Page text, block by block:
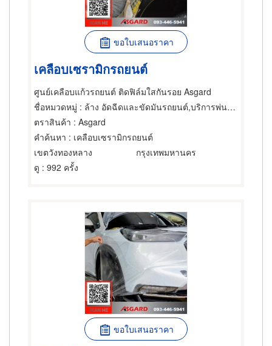
ขอใบเสนอราคา
เคลือบเซรามิกรถยนต์
ศูนย์เคลือบแก้วรถยนต์ ติดฟิล์มใสกันรอย Asgard
ชื่อหมวดหมู่ : ล้าง อัดฉีดและขัดมันรถยนต์,บริการพ่นน้ำยา เคลือบกันสนิมรถยนต์,บริการพ่นน้ำยาฆ่าสนิมภายในตัวถังรถยนต์
ตราสินค้า : Asgard
คำค้นหา : เคลือบเซรามิกรถยนต์
เขตวังทองหลาง
กรุงเทพมหานคร
ดู : 992 ครั้ง
ขอใบเสนอราคา